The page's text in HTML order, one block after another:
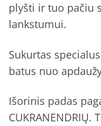
plyšti ir tuo pačiu
lankstumui.
Sukurtas
batus nuo
Išorinis padas